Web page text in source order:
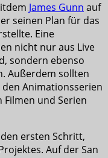
James Gunn auf
seinen Plan für das
Eine
nicht nur aus Live
sondern ebenso
Außerdem sollten
Animationsserien
und Serien
ersten Schritt,
Auf der San